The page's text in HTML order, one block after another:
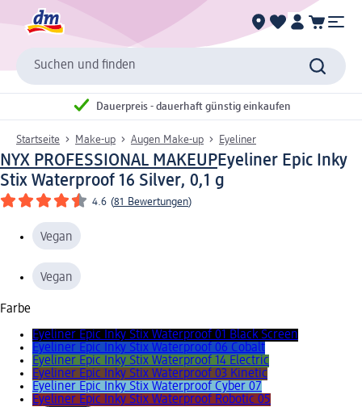
Suchen und finden
Dauerpreis - dauerhaft günstig einkaufen
Startseite Make-up Augen Make-up Eyeliner
NYX PROFESSIONAL MAKEUPEyeliner Epic Inky
Stix Waterproof 16 Silver, 0,1 g
4.6 (81 Bewertungen)
Vegan
Vegan
Farbe
Eyeliner Epic Inky Stix Waterproof 01 Black Screen
Eyeliner Epic Inky Stix Waterproof 06 Cobalt
Eyeliner Epic Inky Stix Waterproof 14 Electric
Eyeliner Epic Inky Stix Waterproof 03 Kinetic
Eyeliner Epic Inky Stix Waterproof Cyber 07
Eyeliner Epic Inky Stix Waterproof Robotic 05